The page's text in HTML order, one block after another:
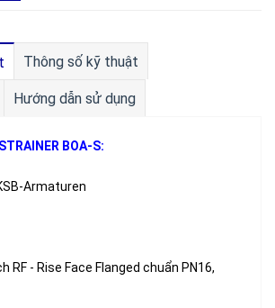
Thông số kỹ thuật
Hướng dẫn sử dụng
BOA-S:
Armaturen
RF - Rise Face Flanged chuẩn PN16,